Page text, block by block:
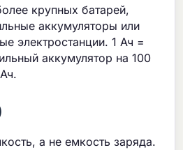
крупных батарей,
аккумуляторы или
электростанции. 1 Ач =
аккумулятор на 100
а не емкость заряда.